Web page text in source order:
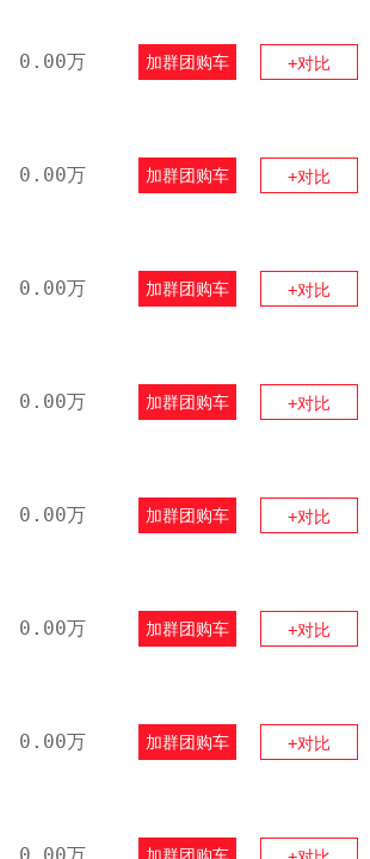
0.00万 加群团购车 +对比
0.00万 加群团购车 +对比
0.00万 加群团购车 +对比
0.00万 加群团购车 +对比
0.00万 加群团购车 +对比
0.00万 加群团购车 +对比
0.00万 加群团购车 +对比